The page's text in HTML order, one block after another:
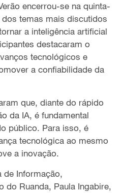
encerrou-se na quinta-
dos temas mais discutidos
a inteligência artificial
destacaram o
tecnológicos e
a confiabilidade da
que, diante do rápido
da IA, é fundamental
público. Para isso, é
tecnológica ao mesmo
a inovação.
de Informação,
do Ruanda, Paula Ingabire,